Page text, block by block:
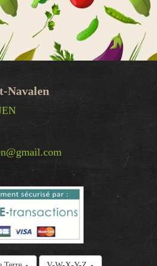
Navalen
Ferme de Coët-Navalen -